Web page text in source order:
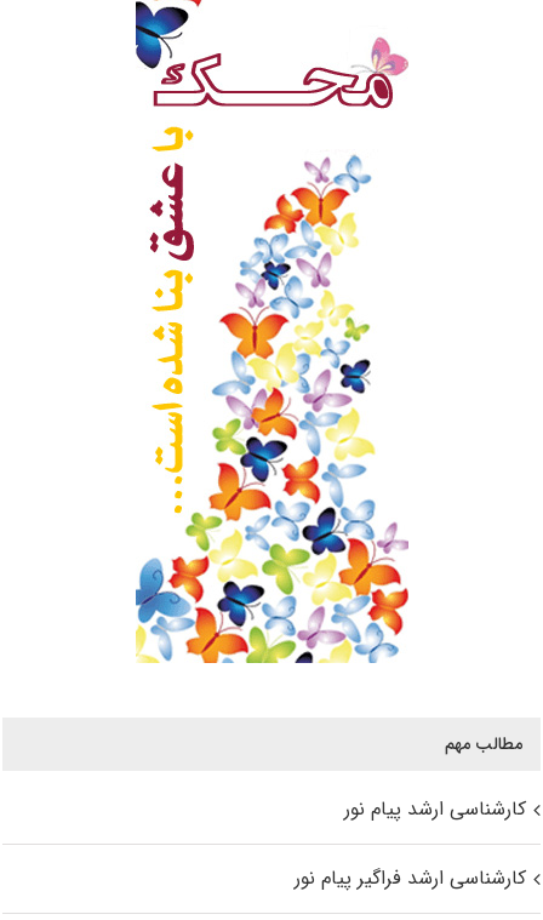
مطالب مهم
کارشناسی ارشد پیام نور
کارشناسی ارشد فراگیر پیام نور